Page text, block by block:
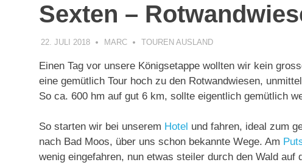
Sexten –
22. JULI 2018 MARC TOUREN AUSLAND
Einen Tag vor unsere Königsetappe wollten wir kein
eine gemütlich Tour hoch zu den Rotwandwiesen,
So ca. 600 hm auf gut 6 km, sollte eigentlich gemütlich
So starten wir bei unserem Hotel und fahren, ideal zum
nach Bad Moos, über uns schon bekannte Wege. Am
wenig eingefahren, nun etwas steiler durch den Wald auf